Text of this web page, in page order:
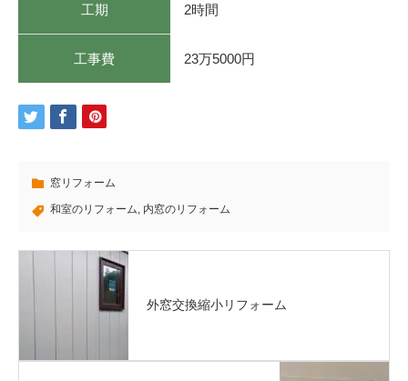
工期 2時間
工事費 23万5000円
窓リフォーム
和室のリフォーム, 内窓のリフォーム
外窓交換縮小リフォーム